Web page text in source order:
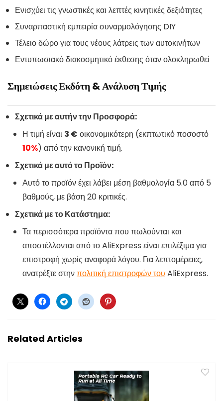
Ενισχύει τις γνωστικές και λεπτές κινητικές δεξιότητες
Συναρπαστική εμπειρία συναρμολόγησης DIY
Τέλειο δώρο για τους νέους λάτρεις των αυτοκινήτων
Εντυπωσιακό διακοσμητικό έκθεσης όταν ολοκληρωθεί
Σημειώσεις Εκδότη & Ανάλυση Τιμής
Σχετικά με αυτήν την Προσφορά:
Η τιμή είναι 3 € οικονομικότερη (εκπτωτικό ποσοστό
10%) από την κανονική τιμή.
Σχετικά με αυτό το Προϊόν:
Αυτό το προϊόν έχει λάβει μέση βαθμολογία 5.0 από 5
βαθμούς, με βάση 20 κριτικές.
Σχετικά με το Κατάστημα:
Τα περισσότερα προϊόντα που πωλούνται και
αποστέλλονται από το AliExpress είναι επιλέξιμα για
επιστροφή χωρίς αναφορά λόγου. Για λεπτομέρειες,
ανατρέξτε στηνπολιτική επιστροφών του AliExpress.
Related Articles